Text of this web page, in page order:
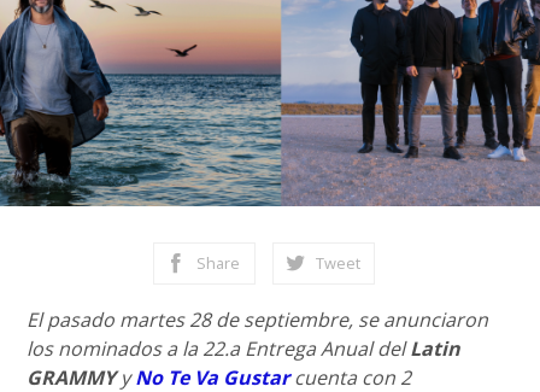
Share Tweet
El pasado martes 28 de septiembre, se anunciaron
los nominados a la 22.a Entrega Anual delLatin
GRAMMYyNo Te Va Gustarcuenta con 2